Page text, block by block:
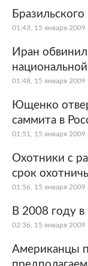
01:43, 15 января 2009
Иран
01:48, 15 января 2009
Ющенко
саммита в
01:51, 15 января 2009
Охотники с
срок
01:56, 15 января 2009
В 2008 году
02:36, 15 января 2009
Американцы